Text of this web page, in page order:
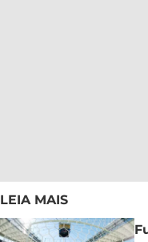
LEIA MAIS